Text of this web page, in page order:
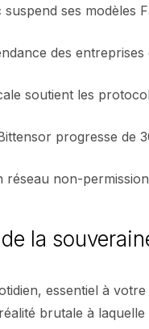
ses modèles
des
soutient les
progresse de
réseau non-
la
essentiel à
brutale à